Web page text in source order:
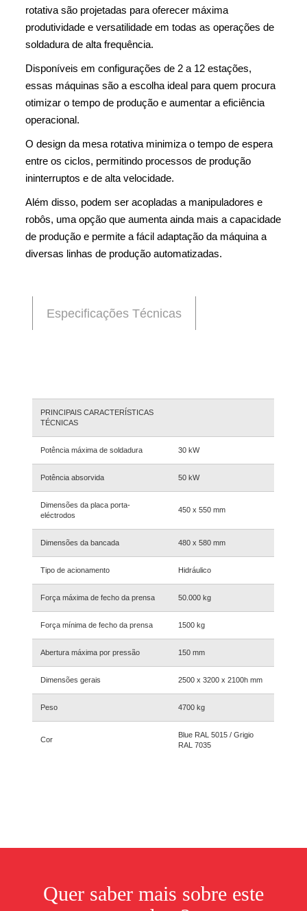
rotativa são projetadas para oferecer máxima
produtividade e versatilidade em todas as operações de
soldadura de alta frequência.
Disponíveis em configurações de 2 a 12 estações,
essas máquinas são a escolha ideal para quem procura
otimizar o tempo de produção e aumentar a eficiência
operacional.
O design da mesa rotativa minimiza o tempo de espera
entre os ciclos, permitindo processos de produção
ininterruptos e de alta velocidade.
Além disso, podem ser acopladas a manipuladores e
robôs, uma opção que aumenta ainda mais a capacidade
de produção e permite a fácil adaptação da máquina a
diversas linhas de produção automatizadas.
Especificações Técnicas
PRINCIPAIS CARACTERÍSTICAS
TÉCNICAS
Potência máxima de soldadura 30 kW
Potência absorvida 50 kW
Dimensões da placa porta-
eléctrodos
450 x 550 mm
Dimensões da bancada 480 x 580 mm
Tipo de acionamento Hidráulico
Força máxima de fecho da prensa 50.000 kg
Força mínima de fecho da prensa 1500 kg
Abertura máxima por pressão 150 mm
Dimensões gerais 2500 x 3200 x 2100h mm
Peso 4700 kg
Cor
Blue RAL 5015 / Grigio
RAL 7035
Quer saber mais sobre este